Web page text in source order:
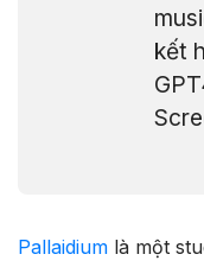
kết
Pallaidium là một